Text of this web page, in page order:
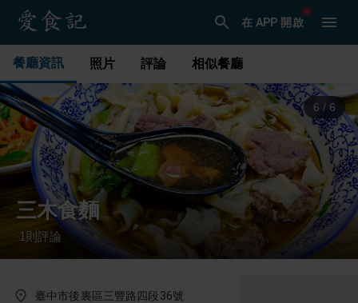
在 APP 開啟
餐廳資訊 照片 評論 相似餐廳
1 / 6
三木食麵
·1 則評論
臺中市後裏區三豐路四段36號